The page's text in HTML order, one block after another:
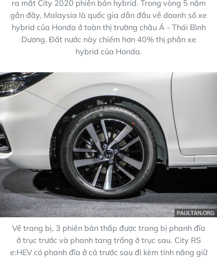
ra mắt City 2020 phiên bản hybrid. Trong vòng 5 năm
gần đây, Malaysia là quốc gia dẫn đầu về doanh số xe
hybrid của Honda ở toàn thị trường châu Á - Thái Bình
Dương. Đất nước này chiếm hơn 40% thị phần xe
hybrid của Honda.
Về trang bị, 3 phiên bản thấp được trang bị phanh đĩa
ở trục trước và phanh tang trống ở trục sau. City RS
e:HEV có phanh đĩa ở cả trước sau đi kèm tính năng giữ